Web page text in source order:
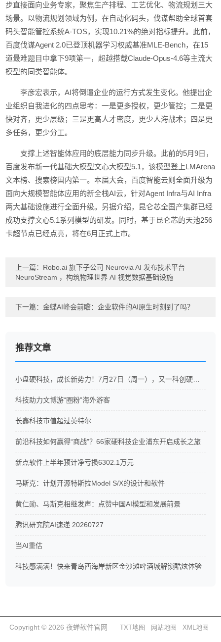
步直接面向业务专家，聚焦生产排程、工艺优化、物流规划三大
场景。以物流规划领域为例，在自动化码头，伐谋帮助全球首套
码头智能管控系统A-TOS，实现10.21%的绝对指标提升。此前，
百度伐谋Agent 2.0已登顶机器学习权威基准MLE-Bench，在15
道最难题目中拿下9项第一，超越搭载Claude-Opus-4.6等主流大
模型的同类智能体。
李彦宏表示，AI将倒逼企业的运行方式发生变化。他提出企
业组织自我进化的四点思考：一是更多授权，更少管控；二是更
快对齐，更少层级；三是更高人才密度，更少人海战术；四是更
多任务，更少分工。
支撑上述智能体应用的底层能力同步升级。此前的5月9日，
百度发布新一代基础大模型文心大模型5.1，该模型登上LMArena
文本榜、搜索榜国内第一。本届大会，百度智能云则全面升级为
面向大规模智能体应用的新全栈AI云，针对Agent Infra与AI Infra
两大基础设施进行全面升级。另据介绍，昆仑芯全国产集群已经
成功支撑文心5.1系列模型的研发。同时，基于昆仑芯的天池256
卡超节点已经点亮，将在6月正式上市。
上一篇： Robo.ai 旗下子公司 Neurovia AI 发布技术平台
NeuroStream ，构筑物理世界 AI 视觉数据基础设施
下一篇：金蝶AI峰会前瞻：企业软件的AI原生时刻到了吗？
推荐文章
科技助力文博游“圈粉”海外游客
长鑫科技市值超过英特尔
前沿科技如何赢得“商战”？66家硬科技企业浦东开启成长之旅
新点软件上半年预计净亏损6302.1万元
马斯克：计划开源特斯拉Model S/X的设计和软件
黄仁勋、马斯克相继发声：点赞中国AI模型和发展前景
腾讯研究院AI速递 20260727
当AI重估
科技感满满！快来青岛西海岸新区金沙滩啤酒城解锁酷炫体验
Copyright © 2026 夜蝉软件官网 TXT地图 网站地图 XML地图